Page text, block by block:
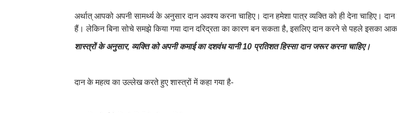
अर्थात् आपको अपनी सामर्थ्य के अनुसार दान अवश्य करना चाहिए। दान हमेशा पात्र व्यक्ति को ही देना चाहिए।
हैं। लेकिन बिना सोचे समझे किया गया दान दरिद्रता का कारण बन सकता है, इसलिए दान करने से पहले इसका
शास्त्रों के अनुसार, व्यक्ति को अपनी कमाई का दशवंध यानी10 प्रतिशत हिस्सा दान जरूर करना चाहिए।
दान के महत्व का उल्लेख करते हुए शास्त्रों में कहा गया है-